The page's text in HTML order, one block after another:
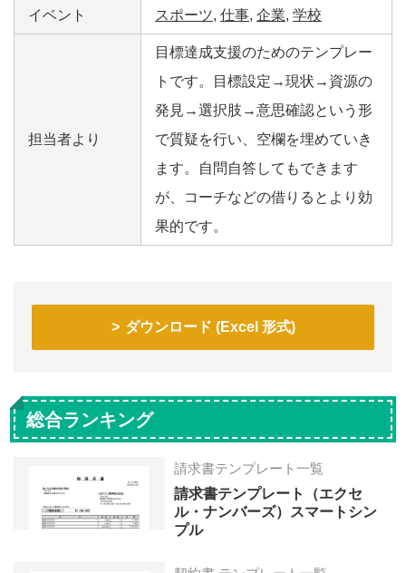
イベント スポーツ, 仕事, 企業, 学校
担当者より
目標達成支援のためのテンプレー
トです。目標設定→現状→資源の
発見→選択肢→意思確認という形
で質疑を行い、空欄を埋めていき
ます。自問自答してもできます
が、コーチなどの借りるとより効
果的です。
ダウンロード (Excel 形式)
総合ランキング
請求書テンプレート一覧
請求書テンプレート（エクセ
ル・ナンバーズ）スマートシン
プル